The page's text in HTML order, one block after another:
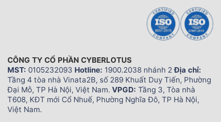
CÔNG TY CỔ PHẦN CYBERLOTUS
MST: 0105232093 Hotline: 1900.2038 nhánh 2Địa chỉ:
Tầng 4 tòa nhà Vinata2B, số 289 Khuất Duy Tiến, Phường
Đại Mỗ, TP Hà Nội, Việt Nam. VPGD: Tầng 3, Tòa nhà
T608, KĐT mới Cổ Nhuế, Phường Nghĩa Đô, TP Hà Nội,
Việt Nam.